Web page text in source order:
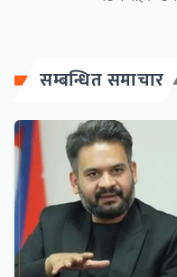
सम्बन्धित समाचार